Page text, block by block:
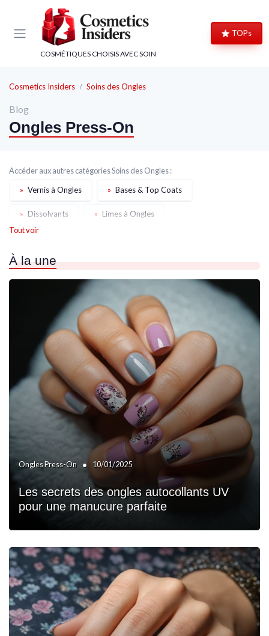
COSMÉTIQUES CHOISIS AVEC SOIN
TOPs
Cosmetics Insiders Soins des Ongles
Blog
Ongles Press-On
Accéder aux autres catégories Soins des Ongles :
» Vernis à Ongles » Bases & Top Coats
» Dissolvants » Limes à Ongles
» Ongles en Gel
Tout voir
À la une
Ongles Press-On • 10/01/2025
Les secrets des ongles autocollants UV
pour une manucure parfaite
Panneau de gestion des cookies